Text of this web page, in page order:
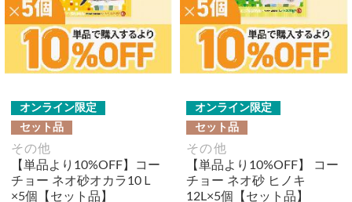
オンライン限定
セット品
その他
【単品より10%OFF】コー
チョー ネオ砂オカラ10Ｌ
×5個【セット品】
オンライン限定
セット品
その他
【単品より10%OFF】 コー
チョー ネオ砂 ヒノキ
12L×5個【セット品】